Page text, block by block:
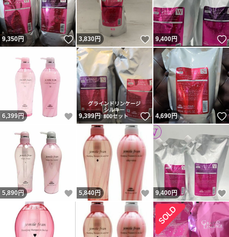
9,350円 いいね！
3,830円 いいね！
9,400円
6,399円 いいね！
9,399円 いいね！
4,690円
5,890円 いいね！
5,840円 いいね！
9,400円